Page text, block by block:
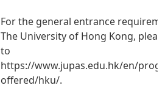
For the general entrance
The University of Hong Kong,
to
https://www.jupas.edu.hk/en/
offered/hku/.